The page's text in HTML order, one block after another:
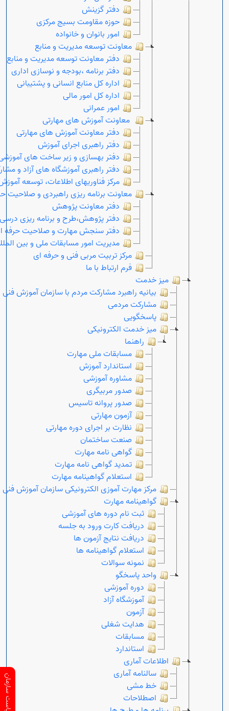
دفتر گزینش
حوزه مقاومت بسیج مرکزی
امور بانوان و خانواده
معاونت توسعه مدیریت و منابع
دفتر معاونت توسعه مدیریت و منابع
دفتر برنامه ،بودجه و نوسازی اداری
اداره کل منابع انسانی و پشتیبانی
اداره کل امور مالی
امور عمرانی
معاونت آموزش های مهارتی
دفتر معاونت آموزش های مهارتی
دفتر راهبری اجرای آموزش
دفتر بهسازی و زیر ساخت های
دفتر راهبری آموزشگاه های آزاد و
مرکز فناوریهای اطلاعات، توسعه
معاونت برنامه ریزی راهبردی و صلاحیت
دفتر معاونت پژوهش
دفتر پژوهش،طرح و برنامه ریزی درسی
دفتر سنجش مهارت و صلاحیت حرفه
مدیریت امور مسابقات ملی و بین
مرکز تربیت مربی فنی و حرفه ای
فرم ارتباط با ما
میز خدمت
بیانیه راهبرد مشارکت مردم با سازمان آموزش
مشارکت مردمی
پاسخگویی
میز خدمت الکترونیکی
راهنما
مسابقات ملی مهارت
استاندارد آموزش
مشاوره آموزشی
صدور مربیگری
صدور پروانه تاسیس
آزمون مهارتی
نظارت بر اجرای دوره مهارتی
صنعت ساختمان
گواهی نامه مهارت
تمدید گواهی نامه مهارت
استعلام گواهینامه مهارت
مرکز مهارت آموزی الکترونیکی سازمان آموزش
گواهینامه مهارت
ثبت نام دوره های آموزشی
دریافت کارت ورود به جلسه
دریافت نتایج آزمون ها
استعلام گواهینامه ها
نمونه سوالات
واحد پاسخگو
دوره آموزشی
آموزشگاه آزاد
آزمون
هدایت شغلی
مسابقات
استاندارد
اطلاعات آماری
سالنامه آماری
خط مشی
اصطلاحات